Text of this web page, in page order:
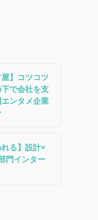
屋】コツコツ
で会社を支
ンタメ企業
れる】設計×
門インター